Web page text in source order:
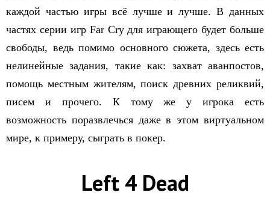
каждой частью игры всё лучше и лучше. В данных
частях серии игр Far Cry для играющего будет больше
свободы, ведь помимо основного сюжета, здесь есть
нелинейные задания, такие как: захват аванпостов,
помощь местным жителям, поиск древних реликвий,
писем и прочего. К тому же у игрока есть
возможность поразвлечься даже в этом виртуальном
мире, к примеру, сыграть в покер.
Left 4 Dead